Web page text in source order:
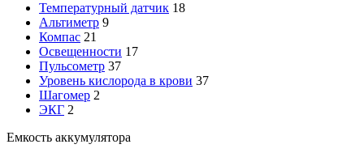
Температурный датчик 18
Альтиметр 9
Компас 21
Освещенности 17
Пульсометр 37
Уровень кислорода в крови 37
Шагомер 2
ЭКГ 2
Емкость аккумулятора